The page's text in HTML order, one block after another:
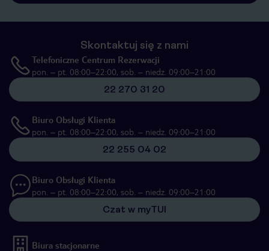
Skontaktuj się z nami
Telefoniczne Centrum Rezerwacji
pon. – pt. 08:00–22:00, sob. – niedz. 09:00–21:00
22 270 31 20
Biuro Obsługi Klienta
pon. – pt. 08:00–22:00, sob. – niedz. 09:00–21:00
22 255 04 02
Biuro Obsługi Klienta
pon. – pt. 08:00–22:00, sob. – niedz. 09:00–21:00
Czat w myTUI
Biura stacjonarne